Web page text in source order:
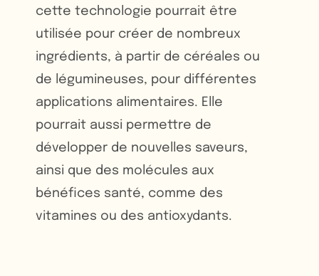
cette technologie pourrait être
utilisée pour créer de nombreux
ingrédients, à partir de céréales ou
de légumineuses, pour différentes
applications alimentaires. Elle
pourrait aussi permettre de
développer de nouvelles saveurs,
ainsi que des molécules aux
bénéfices santé, comme des
vitamines ou des antioxydants.